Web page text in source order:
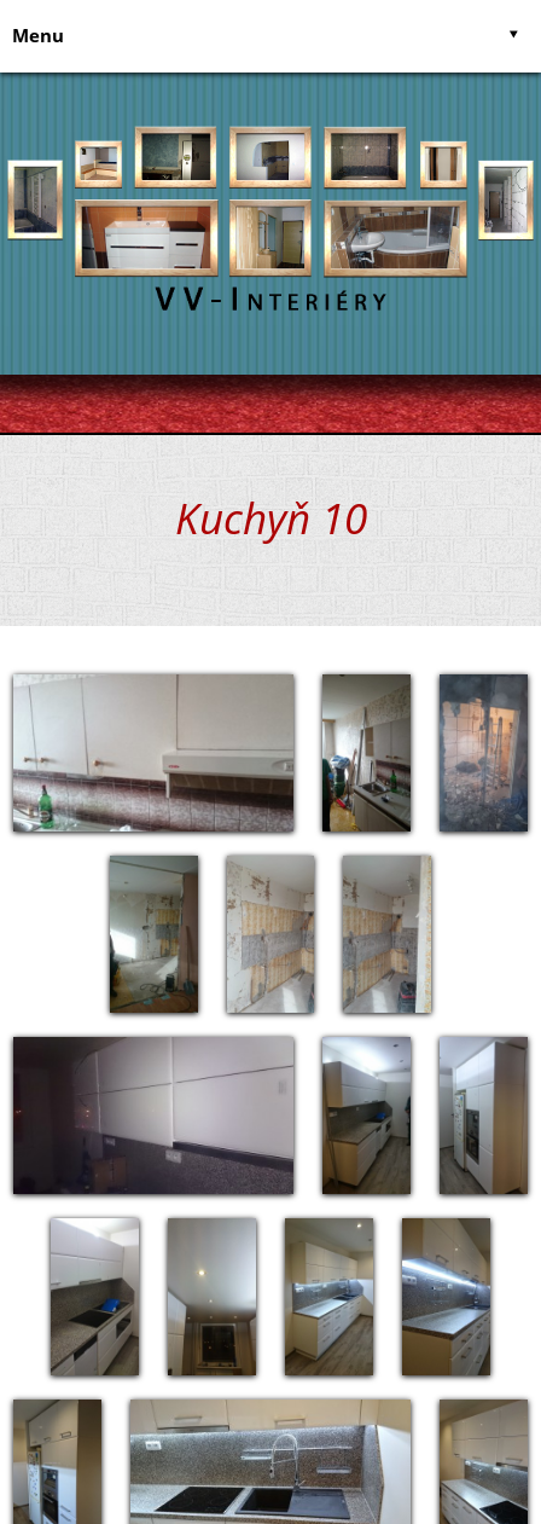
Menu
Služby
Postele na míru
Kuchyně
Koupelny
Zednické práce
Elekrikářské práce
O nás
Napište nám
Recenze uživatelů
Kontakt
Kuchyň 10